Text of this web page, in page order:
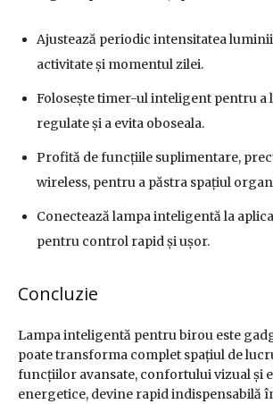
Ajustează periodic intensitatea
activitate și momentul zilei.
Folosește timer-ul inteligent pentru a
regulate și a evita oboseala.
Profită de funcțiile suplimentare,
wireless, pentru a păstra spațiul
Conectează lampa inteligentă la
pentru control rapid și ușor.
Concluzie
Lampa inteligentă pentru birou este
poate transforma complet spațiul de
funcțiilor avansate, confortului vizual și
energetice, devine rapid indispensabilă